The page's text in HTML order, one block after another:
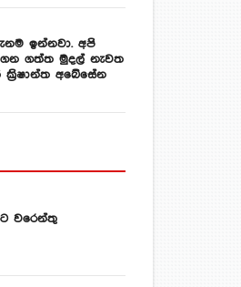
ඉන්නවා. අපි
ගත්ත මුදල් නැවත
අබේසේන
වරෙන්තු